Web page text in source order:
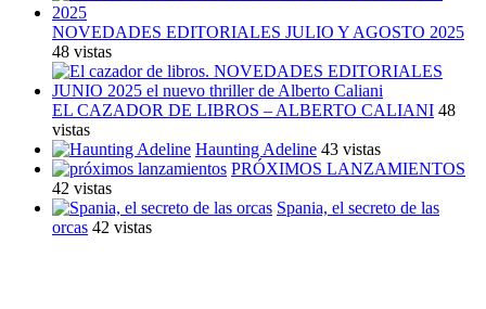
NOVEDADES EDITORIALES JULIO Y AGOSTO 2025
48 vistas
EL CAZADOR DE LIBROS – ALBERTO CALIANI 48
vistas
Haunting Adeline 43 vistas
PRÓXIMOS LANZAMIENTOS
42 vistas
Spania, el secreto de las
orcas 42 vistas